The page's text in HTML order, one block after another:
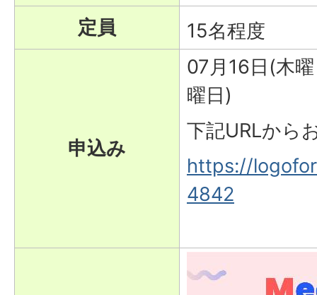
定員
15名程度
申込み
07月16日(木
曜日)
下記URLから
https://
4842